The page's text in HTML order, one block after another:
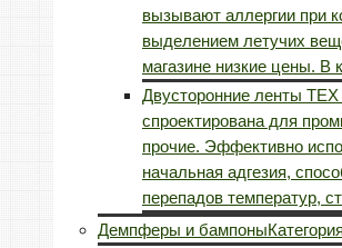
вызывают аллергии при
выделением летучих
магазине низкие цены. В
Двусторонние ленты
спроектирована для
прочие. Эффективно
начальная адгезия,
перепадов температур,
Демпферы и бампоны